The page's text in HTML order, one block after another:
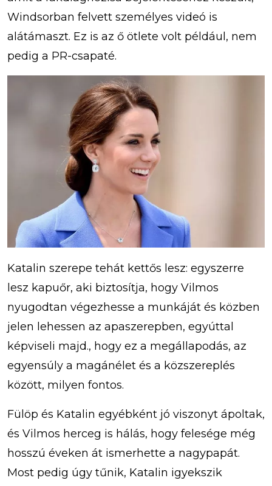
Windsorban felvett személyes videó is
alátámaszt. Ez is az ő ötlete volt például, nem
pedig a PR-csapaté.
Katalin szerepe tehát kettős lesz: egyszerre
lesz kapuőr, aki biztosítja, hogy Vilmos
nyugodtan végezhesse a munkáját és közben
jelen lehessen az apaszerepben, egyúttal
képviseli majd., hogy ez a megállapodás, az
egyensúly a magánélet és a közszereplés
között, milyen fontos.
Fülöp és Katalin egyébként jó viszonyt ápoltak,
és Vilmos herceg is hálás, hogy felesége még
hosszú éveken át ismerhette a nagypapát.
Most pedig úgy tűnik, Katalin igyekszik